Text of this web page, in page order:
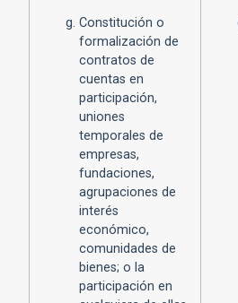
Constitución o
formalización de
contratos de
cuentas en
participación,
uniones
temporales de
empresas,
fundaciones,
agrupaciones de
interés
económico,
comunidades de
bienes; o la
participación en